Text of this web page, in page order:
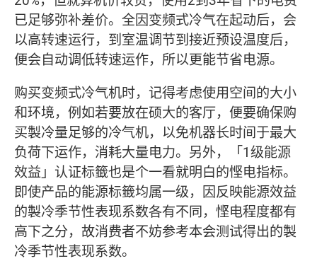
已足够弥补差价。全因变频式冷气在起动后，会
以高转速运行，到室温调节到接近预设温度后，
便会自动调低转速运作，所以更能节省电源。
购买变频式冷气机时，记得考虑使用空间的大小
和环境，例如若要放在硕大的客厅，便要确保购
买製冷量足够的冷气机，以免机器长时间于最大
负荷下运作，消耗大量电力。另外，「1级能源
效益」认证标籤也是个一看就明白的悭电指标。
即使产品的能源标籤均属一级，因反映能源效益
的製冷季节性表现系数各有不同，悭电程度都有
高下之分，故消费者不妨参考本会测试得出的製
冷季节性表现系数。